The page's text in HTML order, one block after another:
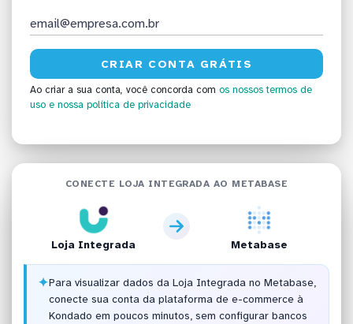
Ao criar a sua conta, você concorda com os nossos termos de
uso e nossa política de privacidade
CONECTE LOJA INTEGRADA AO METABASE
Loja Integrada Metabase
✦Para visualizar dados da Loja Integrada no Metabase,
conecte sua conta da plataforma de e-commerce à
Kondado em poucos minutos, sem configurar bancos